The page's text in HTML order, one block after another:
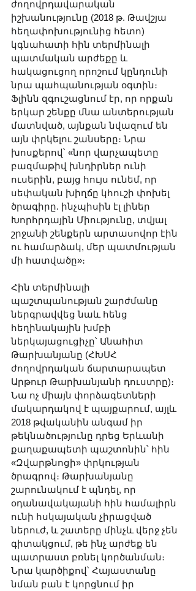
ժողովրդավարական
իշխանությունը (2018 թ. Թավշյա
հեղափոխությունից հետո)
կգնահատի հին տերմինալի
պատմական արժեքը և
հակացուցող որոշում կընդունի
նրա պահպանության օգտին։
Ֆլինն զգուշացնում էր, որ որքան
երկար շենքը մնա անտերության
մատնված, այնքան նվազում են
այն փրկելու շանսերը։ Նրա
խոսքերով՝ «նոր վարչապետը
բազմաթիվ խնդիրներ ունի
ուսերին, բայց հույս ունեմ, որ
սեփական խիղճը կհուշի փոխել
ծրագիրը. ինչպիսին էլ լիներ
Խորհրդային Միությունը, տվյալ
շրջանի շենքերն արտասովոր էին
ու համարձակ, մեր պատմության
մի հատվածը»։
Հին տերմինալի
պաշտպանության շարժմանը
ներգրավվեց նաև հենց
հեղինակային խմբի
ներկայացուցիչը՝ Անահիտ
Թարխանյանը (ՀԽՍՀ
ժողովրդական ճարտարապետ
Արթուր Թարխանյանի դուստրը)։
Նա ոչ միայն փորձագետների
մակարդակով է պայքարում, այլև
2018 թվականին անգամ իր
թեկնածությունը դրեց Երևանի
քաղաքապետի պաշտոնին՝ հին
«Զվարթնոցի» փրկության
ծրագրով։ Թարխանյանը
շարունակում է պնդել, որ
օդանավակայանի հին համալիրն
ունի հսկայական չիրացված
ներուժ, և շատերը մինչև վերջ չեն
գիտակցում, թե ինչ արժեք են
պատրաստ բռնել կործանման։
Նրա կարծիքով՝ Հայաստանը
նման բան է կորցնում իր